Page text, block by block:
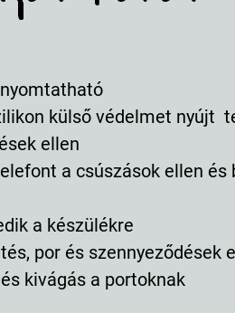
külső védelmet nyújt
ellen
a csúszások ellen és
a készülékre
por és szennyeződések
kivágás a portoknak